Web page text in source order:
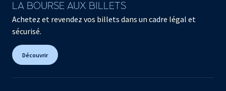
LA BOURSE AUX BILLETS
Achetez et revendez vos billets dans un cadre légal et
sécurisé.
Découvrir